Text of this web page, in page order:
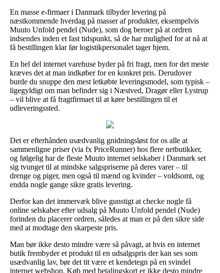
En masse e-firmaer i Danmark tilbyder levering på
næstkommende hverdag på masser af produkter, eksempelvis
Muuto Unfold pendel (Nude), som dog beroer på at ordren
indsendes inden et fast tidspunkt, så de har mulighed for at nå at
få bestillingen klar før logistikpersonalet tager hjem.
En hel del internet varehuse byder på fri fragt, men for det meste
kræves det at man indkøber for en konkret pris. Derudover
burde du snuppe den mest letkøbte leveringsmodel, som typisk –
ligegyldigt om man befinder sig i Næstved, Dragør eller Lystrup
– vil blive at få fragtfirmaet til at køre bestillingen til et
udleveringssted.
Det er efterhånden usædvanlig gnidningsløst for os alle at
sammenligne priser (via fx PriceRunner) hos flere netbutikker,
og følgelig har de fleste Muuto internet selskaber i Danmark set
sig tvunget til at mindske salgspriserne på deres varer – til
drenge og piger, men også til mænd og kvinder – voldsomt, og
endda nogle gange sikre gratis levering.
Derfor kan det immervæk blive gunstigt at checke nogle få
online selskaber efter udsalg på Muuto Unfold pendel (Nude)
forinden du placerer ordren, således at man er på den sikre side
med at modtage den skarpeste pris.
Man bør ikke desto mindre være så påvagt, at hvis en internet
butik frembyder et produkt til en udsalgspris der kan ses som
usædvanlig lav, bør det tit være et kendetegn på en svindel
internet webshop. Køb med betalingskort er ikke desto mindre